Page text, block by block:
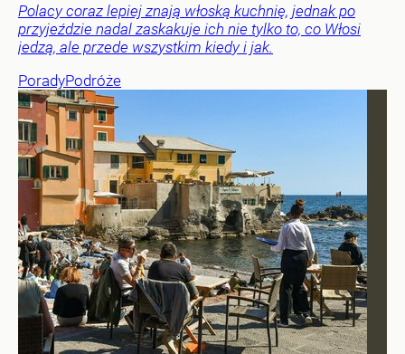
Polacy coraz lepiej znają włoską kuchnię, jednak po
przyjeździe nadal zaskakuje ich nie tylko to, co Włosi
jedzą, ale przede wszystkim kiedy i jak.
PoradyPodróże